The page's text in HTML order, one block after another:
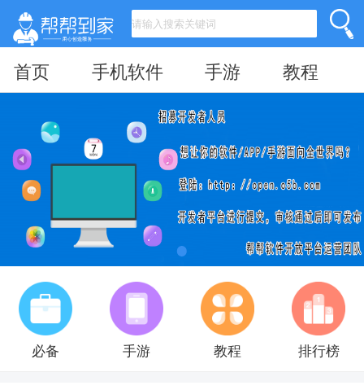
首页 手机软件 手游 教程
必备 手游 教程 排行榜